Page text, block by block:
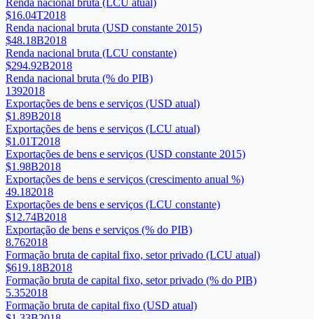
$16.04T2018
Renda nacional bruta (USD constante 2015)
$48.18B2018
Renda nacional bruta (LCU constante)
$294.92B2018
Renda nacional bruta (% do PIB)
1392018
Exportações de bens e serviços (USD atual)
$1.89B2018
Exportações de bens e serviços (LCU atual)
$1.01T2018
Exportações de bens e serviços (USD constante 2015)
$1.98B2018
Exportações de bens e serviços (crescimento anual %)
49.182018
Exportações de bens e serviços (LCU constante)
$12.74B2018
Exportação de bens e serviços (% do PIB)
8.762018
Formação bruta de capital fixo, setor privado (LCU atual)
$619.18B2018
Formação bruta de capital fixo, setor privado (% do PIB)
5.352018
Formação bruta de capital fixo (USD atual)